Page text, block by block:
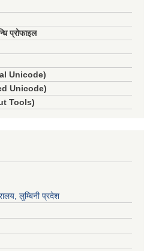
प्रोफाइल
Unicode)
Unicode)
Tools)
लुम्बिनी प्रदेश